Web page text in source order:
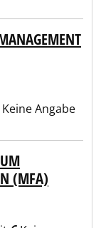
Keine Angabe
(MFA)